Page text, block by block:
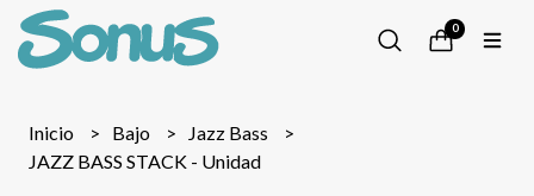
0
Inicio Bajo
Jazz Bass
JAZZ BASS STACK - Unidad